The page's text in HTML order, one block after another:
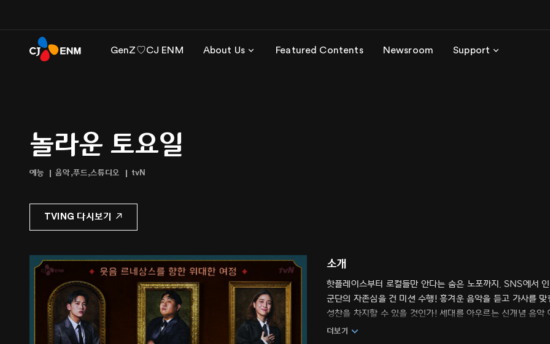
GenZ♡CJ ENM About Us Featured Contents Newsroom Support
놀라운 토요일
예능 음악,푸드,스튜디오 tvN
TVING 다시보기
소개
핫플레이스부터 로컬들만 안다는 숨은 노포까지. SNS에서
군단의 자존심을 건 미션 수행! 흥겨운 음악을 듣고 가사를
성찬을 차지할 수 있을 것인가! 세대를 아우르는 신개념 음악
더보기